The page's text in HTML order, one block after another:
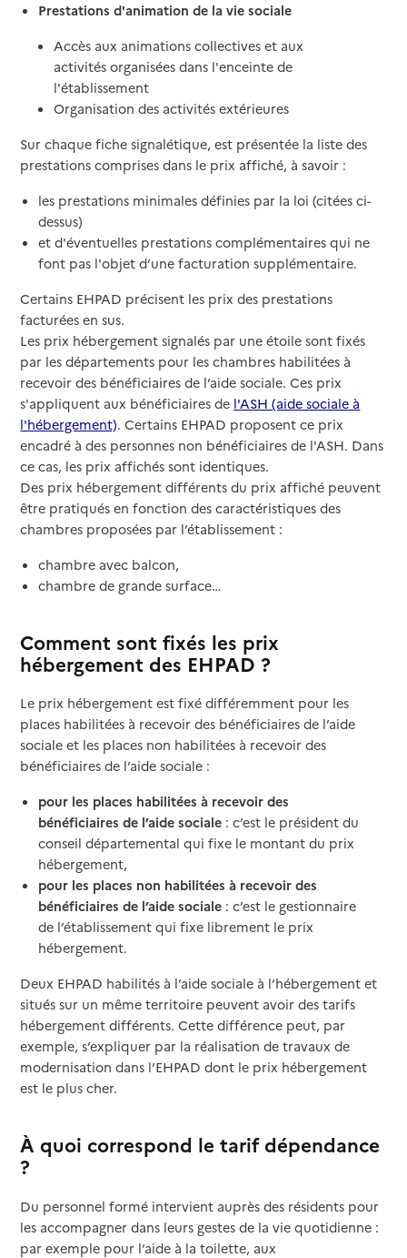
Prestations d'animation de la vie sociale
Accès aux animations collectives et aux
activités organisées dans l'enceinte de
l'établissement
Organisation des activités extérieures
Sur chaque fiche signalétique, est présentée la liste des
prestations comprises dans le prix affiché, à savoir :
les prestations minimales définies par la loi (citées ci-
dessus)
et d'éventuelles prestations complémentaires qui ne
font pas l'objet d’une facturation supplémentaire.
Certains EHPAD précisent les prix des prestations
facturées en sus.
Les prix hébergement signalés par une étoile sont fixés
par les départements pour les chambres habilitées à
recevoir des bénéficiaires de l’aide sociale. Ces prix
s'appliquent aux bénéficiaires de l'ASH (aide sociale à
l'hébergement). Certains EHPAD proposent ce prix
encadré à des personnes non bénéficiaires de l'ASH. Dans
ce cas, les prix affichés sont identiques.
Des prix hébergement différents du prix affiché peuvent
être pratiqués en fonction des caractéristiques des
chambres proposées par l’établissement :
chambre avec balcon,
chambre de grande surface…
Comment sont fixés les prix
hébergement des EHPAD ?
Le prix hébergement est fixé différemment pour les
places habilitées à recevoir des bénéficiaires de l’aide
sociale et les places non habilitées à recevoir des
bénéficiaires de l’aide sociale :
pour les places habilitées à recevoir des
bénéficiaires de l’aide sociale : c’est le président du
conseil départemental qui fixe le montant du prix
hébergement,
pour les places non habilitées à recevoir des
bénéficiaires de l’aide sociale: c’est le gestionnaire
de l’établissement qui fixe librement le prix
hébergement.
Deux EHPAD habilités à l’aide sociale à l’hébergement et
situés sur un même territoire peuvent avoir des tarifs
hébergement différents. Cette différence peut, par
exemple, s’expliquer par la réalisation de travaux de
modernisation dans l’EHPAD dont le prix hébergement
est le plus cher.
À quoi correspond le tarif dépendance
?
Du personnel formé intervient auprès des résidents pour
les accompagner dans leurs gestes de la vie quotidienne :
par exemple pour l’aide à la toilette, aux